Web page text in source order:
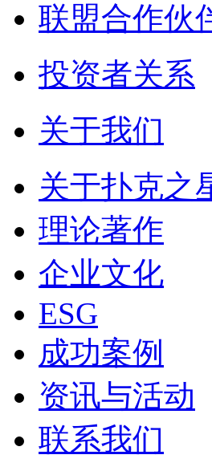
联盟合作伙
投资者关系
关于我们
关于扑克之
理论著作
企业文化
ESG
成功案例
资讯与活动
联系我们